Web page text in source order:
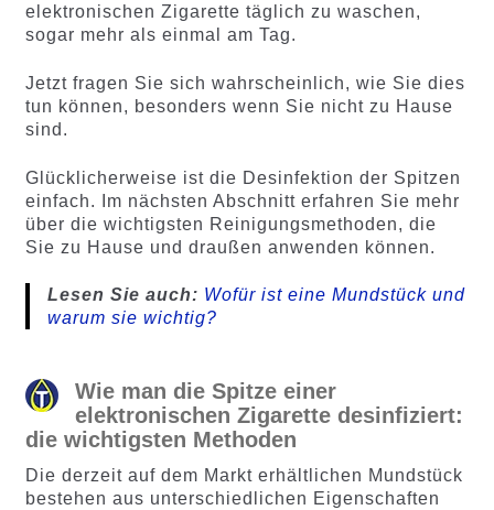
elektronischen Zigarette täglich zu waschen,
sogar mehr als einmal am Tag.
Jetzt fragen Sie sich wahrscheinlich, wie Sie dies
tun können, besonders wenn Sie nicht zu Hause
sind.
Glücklicherweise ist die Desinfektion der Spitzen
einfach. Im nächsten Abschnitt erfahren Sie mehr
über die wichtigsten Reinigungsmethoden, die
Sie zu Hause und draußen anwenden können.
Lesen Sie auch: Wofür ist eine Mundstück und
warum sie wichtig?
Wie man die Spitze einer
elektronischen Zigarette desinfiziert:
die wichtigsten Methoden
Die derzeit auf dem Markt erhältlichen Mundstück
bestehen aus unterschiedlichen Eigenschaften